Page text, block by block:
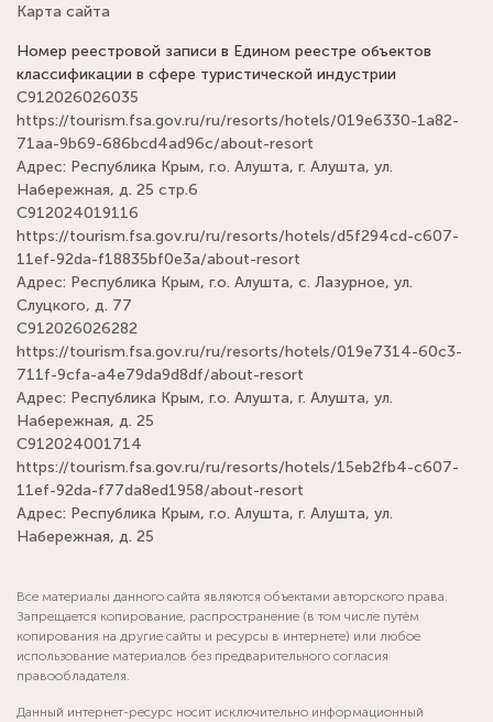
Карта сайта
Номер реестровой записи в Едином реестре объектов
классификации в сфере туристической индустрии
С912026026035
https://tourism.fsa.gov.ru/ru/resorts/hotels/019e6330-1a82-
71aa-9b69-686bcd4ad96c/about-resort
Адрес: Республика Крым, г.о. Алушта, г. Алушта, ул.
Набережная, д. 25 стр.6
С912024019116
https://tourism.fsa.gov.ru/ru/resorts/hotels/d5f294cd-c607-
11ef-92da-f18835bf0e3a/about-resort
Адрес: Республика Крым, г.о. Алушта, с. Лазурное, ул.
Слуцкого, д. 77
С912026026282
https://tourism.fsa.gov.ru/ru/resorts/hotels/019e7314-60c3-
711f-9cfa-a4e79da9d8df/about-resort
Адрес: Республика Крым, г.о. Алушта, г. Алушта, ул.
Набережная, д. 25
С912024001714
https://tourism.fsa.gov.ru/ru/resorts/hotels/15eb2fb4-c607-
11ef-92da-f77da8ed1958/about-resort
Адрес: Республика Крым, г.о. Алушта, г. Алушта, ул.
Набережная, д. 25
Все материалы данного сайта являются объектами авторского права.
Запрещается копирование, распространение (в том числе путём
копирования на другие сайты и ресурсы в интернете) или любое
использование материалов без предварительного согласия
правообладателя.
Данный интернет-ресурс носит исключительно информационный